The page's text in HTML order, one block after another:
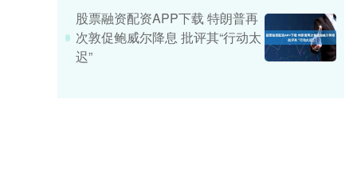
股票融资配资APP下载 特朗普再
次敦促鲍威尔降息 批评其“行动太
迟”